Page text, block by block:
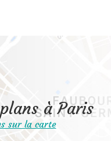
à Paris
sur la carte